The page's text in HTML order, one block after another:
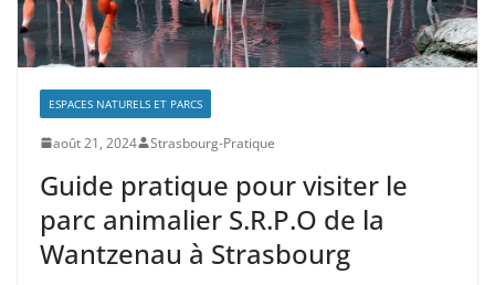
ESPACES NATURELS ET PARCS
août 21, 2024 Strasbourg-Pratique
Guide pratique pour visiter le
parc animalier S.R.P.O de la
Wantzenau à Strasbourg